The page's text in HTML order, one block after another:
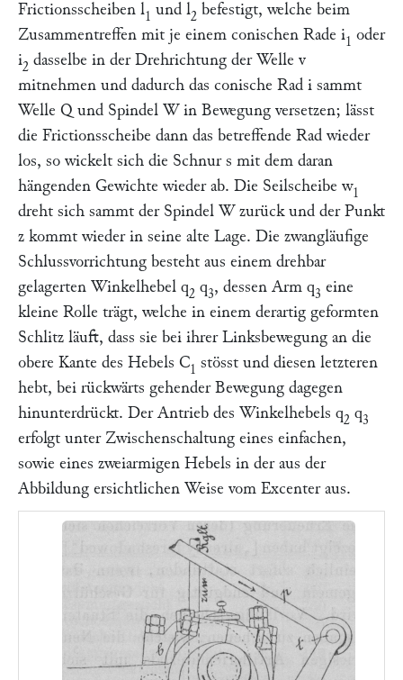
Frictionsscheiben l1 und l2 befestigt, welche beim
Zusammentreffen mit je einem conischen Rade i1 oder
i2 dasselbe in der Drehrichtung der Welle v
mitnehmen und dadurch das conische Rad i sammt
Welle Q und Spindel Win Bewegung versetzen; lässt
die Frictionsscheibe dann das betreffende Rad wieder
los, so wickelt sich die Schnur s mit dem daran
hängenden Gewichte wieder ab. Die Seilscheibe w1
dreht sich sammt der Spindel Wzurück und der Punkt
z kommt wieder in seine alte Lage. Die zwangläufige
Schlussvorrichtung besteht aus einem drehbar
gelagerten Winkelhebel q2 q3, dessen Arm q3 eine
kleine Rolle trägt, welche in einem derartig geformten
Schlitz läuft, dass sie bei ihrer Linksbewegung an die
obere Kante des Hebels C1 stösst und diesen letzteren
hebt, bei rückwärts gehender Bewegung dagegen
hinunterdrückt. Der Antrieb des Winkelhebels q2 q3
erfolgt unter Zwischenschaltung eines einfachen,
sowie eines zweiarmigen Hebels in der aus der
Abbildung ersichtlichen Weise vom Excenter aus.